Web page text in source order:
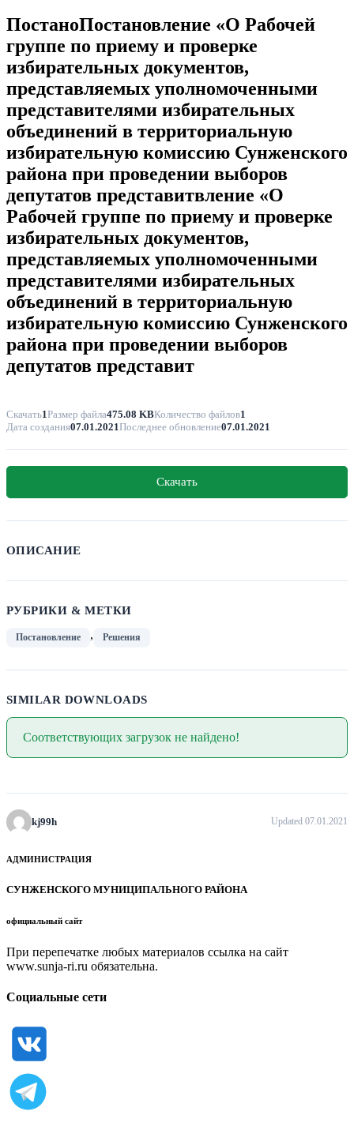
ПостаноПостановление «О Рабочей
группе по приему и проверке
избирательных документов,
представляемых уполномоченными
представителями избирательных
объединений в территориальную
избирательную комиссию Сунженского
района при проведении выборов
депутатов представитвление «О
Рабочей группе по приему и проверке
избирательных документов,
представляемых уполномоченными
представителями избирательных
объединений в территориальную
избирательную комиссию Сунженского
района при проведении выборов
депутатов представит
Скачать1Размер файла475.08 KBКоличество файлов1
Дата создания07.01.2021Последнее обновление07.01.2021
Скачать
ОПИСАНИЕ
РУБРИКИ & МЕТКИ
Постановление , Решения
SIMILAR DOWNLOADS
Соответствующих загрузок не найдено!
kj99h Updated 07.01.2021
АДМИНИСТРАЦИЯ
СУНЖЕНСКОГО МУНИЦИПАЛЬНОГО РАЙОНА
официальный сайт
При перепечатке любых материалов ссылка на сайт
www.sunja-ri.ru обязательна.
Социальные сети